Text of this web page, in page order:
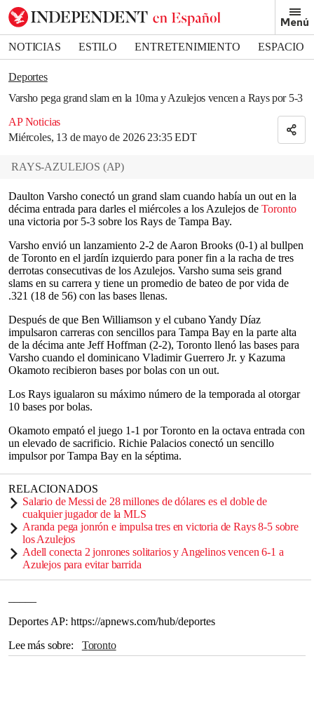
Menú
NOTICIAS ESTILO ENTRETENIMIENTO
ESPACIO
DEPORTES
Deportes
Varsho pega grand slam en la 10ma y Azulejos vencen a Rays por 5-3
AP Noticias
Miércoles, 13 de mayo de 2026 23:35 EDT
Bookmark popover
Removed from bookmarks
Close popover
RAYS-AZULEJOS (AP)
Daulton Varsho conectó un grand slam cuando había un out en la
décima entrada para darles el miércoles a los Azulejos de Toronto
una victoria por 5-3 sobre los Rays de Tampa Bay.
Varsho envió un lanzamiento 2-2 de Aaron Brooks (0-1) al bullpen
de Toronto en el jardín izquierdo para poner fin a la racha de tres
derrotas consecutivas de los Azulejos. Varsho suma seis grand
slams en su carrera y tiene un promedio de bateo de por vida de
.321 (18 de 56) con las bases llenas.
Después de que Ben Williamson y el cubano Yandy Díaz
impulsaron carreras con sencillos para Tampa Bay en la parte alta
de la décima ante Jeff Hoffman (2-2), Toronto llenó las bases para
Varsho cuando el dominicano Vladimir Guerrero Jr. y Kazuma
Okamoto recibieron bases por bolas con un out.
Los Rays igualaron su máximo número de la temporada al otorgar
10 bases por bolas.
Okamoto empató el juego 1-1 por Toronto en la octava entrada con
un elevado de sacrificio. Richie Palacios conectó un sencillo
impulsor por Tampa Bay en la séptima.
RELACIONADOS
Salario de Messi de 28 millones de dólares es el doble de
cualquier jugador de la MLS
Aranda pega jonrón e impulsa tres en victoria de Rays 8-5 sobre
los Azulejos
Adell conecta 2 jonrones solitarios y Angelinos vencen 6-1 a
Azulejos para evitar barrida
Deportes AP: https://apnews.com/hub/deportes
Lee más sobre
Toronto